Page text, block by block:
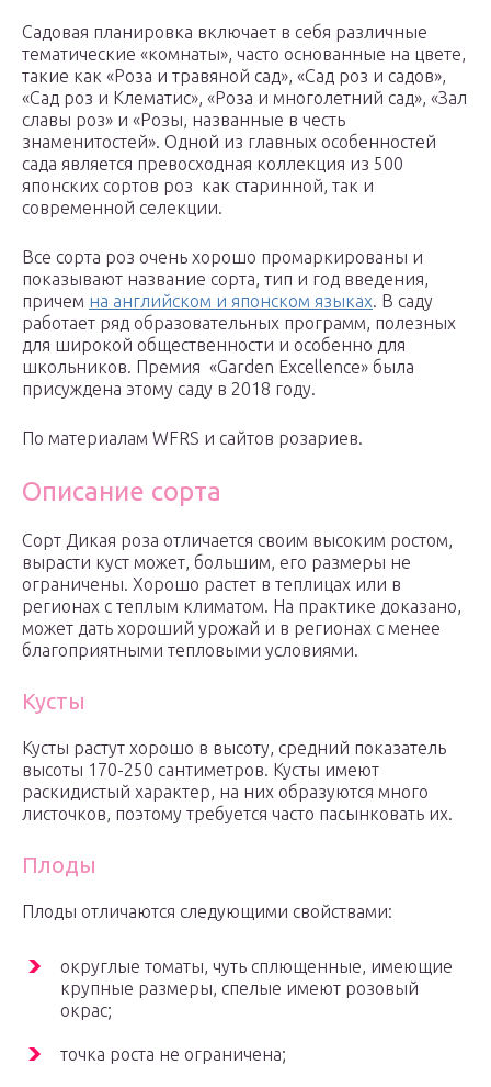
Садовая планировка включает в себя различные
тематические «комнаты», часто основанные на цвете,
такие как «Роза и травяной сад», «Сад роз и садов»,
«Сад роз и Клематис», «Роза и многолетний сад», «Зал
славы роз» и «Розы, названные в честь
знаменитостей». Одной из главных особенностей
сада является превосходная коллекция из 500
японских сортов роз как старинной, так и
современной селекции.
Все сорта роз очень хорошо промаркированы и
показывают название сорта, тип и год введения,
причем на английском и японском языках. В саду
работает ряд образовательных программ, полезных
для широкой общественности и особенно для
школьников. Премия «Garden Excellence» была
присуждена этому саду в 2018 году.
По материалам WFRS и сайтов розариев.
Описание сорта
Сорт Дикая роза отличается своим высоким ростом,
вырасти куст может, большим, его размеры не
ограничены. Хорошо растет в теплицах или в
регионах с теплым климатом. На практике доказано,
может дать хороший урожай и в регионах с менее
благоприятными тепловыми условиями.
Кусты
Кусты растут хорошо в высоту, средний показатель
высоты 170-250 сантиметров. Кусты имеют
раскидистый характер, на них образуются много
листочков, поэтому требуется часто пасынковать их.
Плоды
Плоды отличаются следующими свойствами:
округлые томаты, чуть сплющенные, имеющие
крупные размеры, спелые имеют розовый
окрас;
точка роста не ограничена;